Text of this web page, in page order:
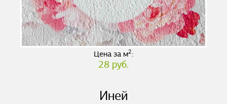
Цена за м2:
28 руб.
Иней